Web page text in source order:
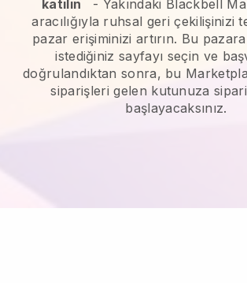
katılın - Yakındaki Blackbell
aracılığıyla ruhsal geri çekilişinizi
pazar erişiminizi artırın. Bu
istediğiniz sayfayı seçin ve
doğrulandıktan sonra, bu
siparişleri gelen kutunuza
başlayacaksınız.